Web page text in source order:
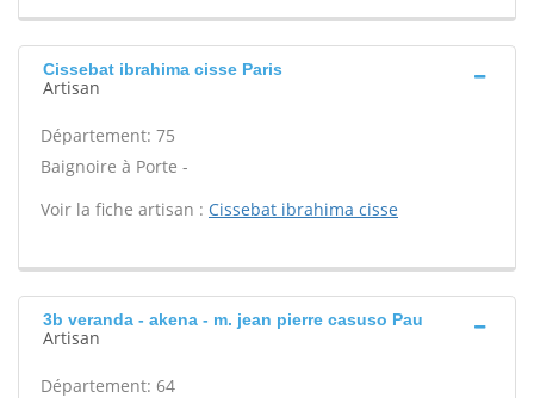
Cissebat ibrahima cisse Paris
Artisan
Département: 75
Baignoire à Porte -
Voir la fiche artisan : Cissebat ibrahima cisse
3b veranda - akena - m. jean pierre casuso Pau
Artisan
Département: 64